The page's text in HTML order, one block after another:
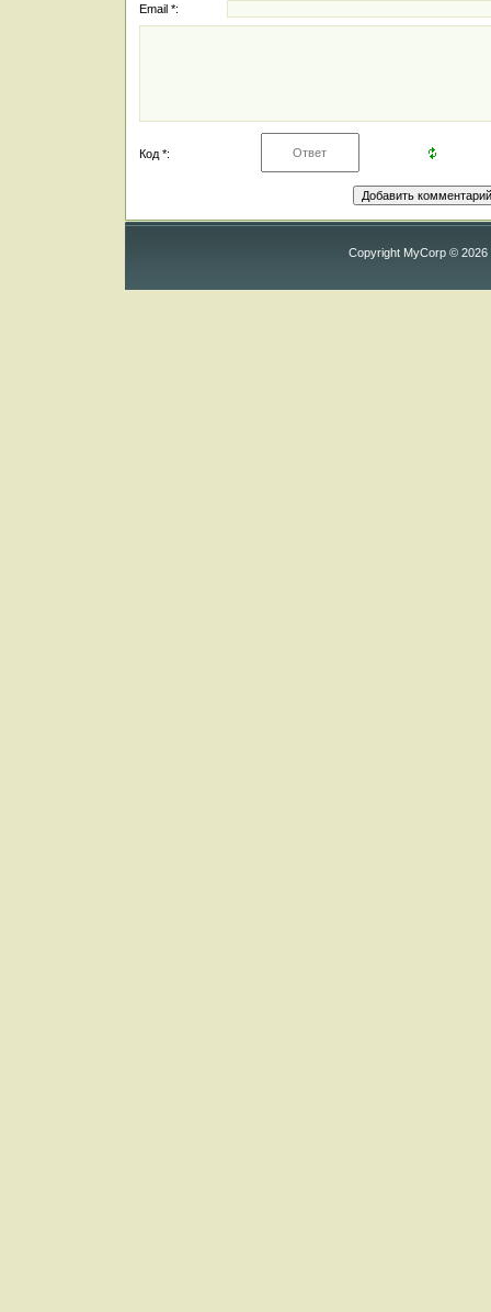
Email *:
Код *:
Copyright MyCorp © 2026